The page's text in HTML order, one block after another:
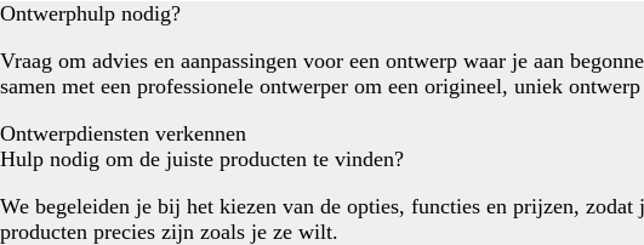
Ontwerphulp nodig?
Vraag om advies en aanpassingen voor een ontwerp waar je aan
samen met een professionele ontwerper om een origineel, uniek
Ontwerpdiensten verkennen
Hulp nodig om de juiste producten te vinden?
We begeleiden je bij het kiezen van de opties, functies en prijzen, zodat
producten precies zijn zoals je ze wilt.